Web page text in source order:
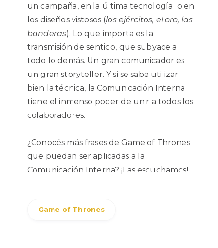
un campaña, en la última tecnología o en
los diseños vistosos (los ejércitos, el oro, las
banderas). Lo que importa es la
transmisión de sentido, que subyace a
todo lo demás. Un gran comunicador es
un gran storyteller. Y si se sabe utilizar
bien la técnica, la Comunicación Interna
tiene el inmenso poder de unir a todos los
colaboradores.
¿Conocés más frases de Game of Thrones
que puedan ser aplicadas a la
Comunicación Interna? ¡Las escuchamos!
Game of Thrones